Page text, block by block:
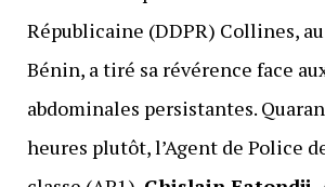
Républicaine (DDPR) Collines,
Bénin, a tiré sa révérence face
abdominales persistantes.
heures plutôt, l’Agent de Police